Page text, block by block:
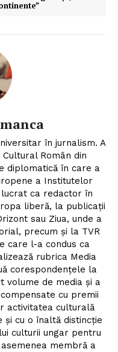
în jurnalism. A
Român din
diplomatică în care a
a Institutelor
lucrat ca redactor în
liberă, la publicații
sau Ziua, unde a
precum și la TVR
care l-a condus ca
rubrica Media
corespondențele la
volume de media și a
cu premii
activitatea culturală
și cu o înaltă distincție
culturii ungar pentru
membră a